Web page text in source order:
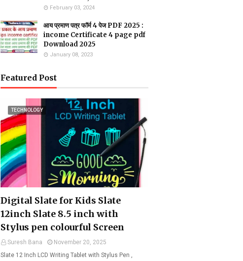
February 03, 2024
आय प्रमाण पत्र फॉर्म 4 पेज PDF 2025 :
income Certificate 4 page pdf
Download 2025
January 08, 2023
Featured Post
TECHNOLOGY
Digital Slate for Kids Slate
12inch Slate 8.5 inch with
Stylus pen colourful Screen
Suresh Bana
November 20, 2025
Slate 12 Inch LCD Writing Tablet with Stylus Pen ,